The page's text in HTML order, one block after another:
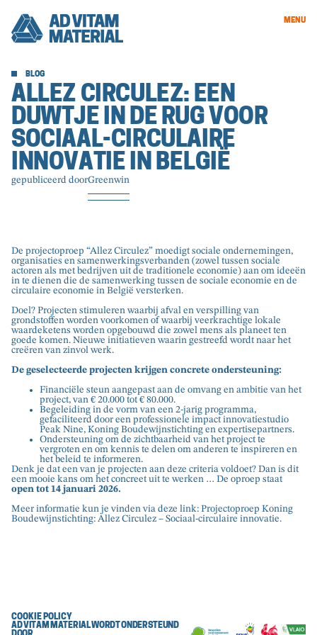
MENU
BLOG
ALLEZ CIRCULEZ: EEN
DUWTJE IN DE RUG VOOR
SOCIAAL-CIRCULAIRE
INNOVATIE IN BELGIË
gepubliceerd doorGreenwin
De projectoproep “Allez Circulez” moedigt sociale ondernemingen,
organisaties en samenwerkingsverbanden (zowel tussen sociale
actoren als met bedrijven uit de traditionele economie) aan om ideeën
in te dienen die de samenwerking tussen de sociale economie en de
circulaire economie in België versterken.
Doel? Projecten stimuleren waarbij afval en verspilling van
grondstoffen worden voorkomen of waarbij veerkrachtige lokale
waardeketens worden opgebouwd die zowel mens als planeet ten
goede komen. Nieuwe initiatieven waarin gestreefd wordt naar het
creëren van zinvol werk.
De geselecteerde projecten krijgen concrete ondersteuning:
Financiële steun aangepast aan de omvang en ambitie van het
project, van € 20.000 tot € 80.000.
Begeleiding in de vorm van een 2-jarig programma,
gefaciliteerd door een professionele impact innovatiestudio
Peak Nine, Koning Boudewijnstichting en expertisepartners.
Ondersteuning om de zichtbaarheid van het project te
vergroten en om kennis te delen om anderen te inspireren en
het beleid te informeren.
Denk je dat een van je projecten aan deze criteria voldoet? Dan is dit
een mooie kans om het concreet uit te werken … De oproep staat
open tot 14 januari 2026.
Meer informatie kun je vinden via deze link: Projectoproep Koning
Boudewijnstichting: Allez Circulez – Sociaal-circulaire innovatie.
COOKIE POLICY
AD VITAM MATERIAL WORDT ONDERSTEUND